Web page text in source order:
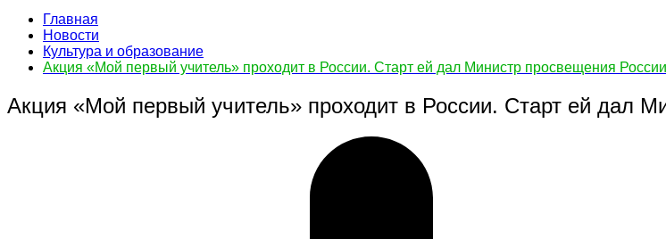
Главная
Новости
Культура и образование
Акция «Мой первый учитель» проходит в России. Старт ей дал Министр просвещения
Акция «Мой первый учитель» проходит в России. Старт ей дал